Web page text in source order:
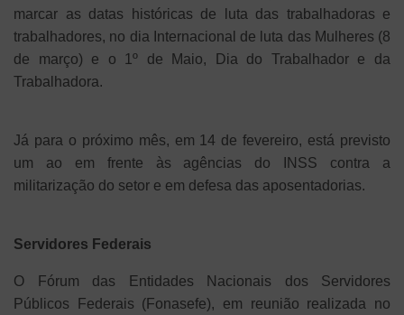
marcar as datas históricas de luta das trabalhadoras e
trabalhadores, no dia Internacional de luta das Mulheres (8
de março) e o 1º de Maio, Dia do Trabalhador e da
Trabalhadora.
Já para o próximo mês, em 14 de fevereiro, está previsto
um ao em frente às agências do INSS contra a
militarização do setor e em defesa das aposentadorias.
Servidores Federais
O Fórum das Entidades Nacionais dos Servidores
Públicos Federais (Fonasefe), em reunião realizada no